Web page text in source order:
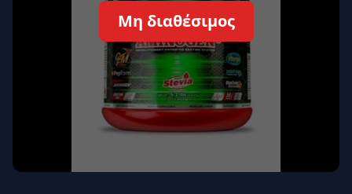
Μη διαθέσιμοςΑσφαλής σύνδεση